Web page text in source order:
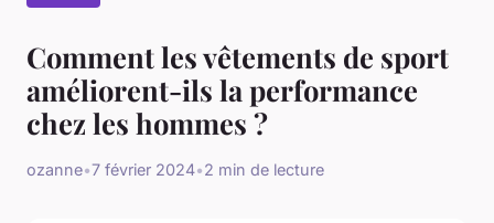
Comment les vêtements de sport
améliorent-ils la performance
chez les hommes ?
ozanne•7 février 2024•2 min de lecture